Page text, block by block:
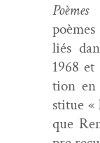
liés
1968
tion en
stitue «
que